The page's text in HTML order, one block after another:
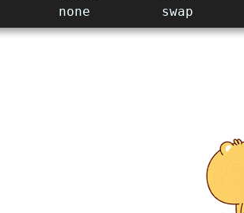
none         swap